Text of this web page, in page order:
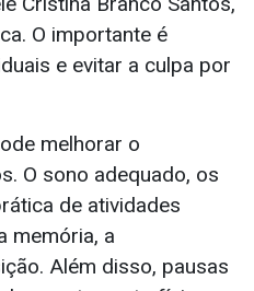
O importante é
e evitar a culpa por
melhorar o
O sono adequado, os
de atividades
memória, a
Além disso, pausas